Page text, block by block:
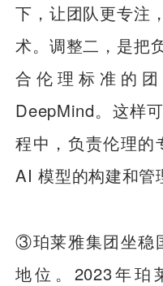
下，让团队更专注
术。调整二，是把
合伦理标准的
DeepMind。这样
程中，负责伦理的
AI 模型的构建和管
③珀莱雅集团坐稳
地位。2023年珀